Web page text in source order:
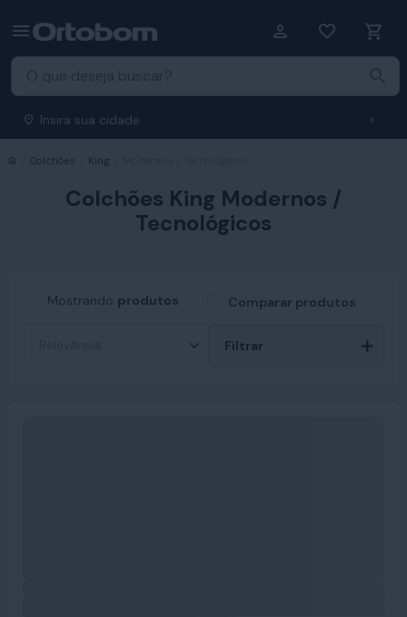
Insira sua cidade
Início
Colchões King
Colchões King Modernos /
Tecnológicos
Mostrando produtos Comparar produtos
Filtrar